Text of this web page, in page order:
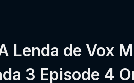
Lenda de Vox
3 Episode 4